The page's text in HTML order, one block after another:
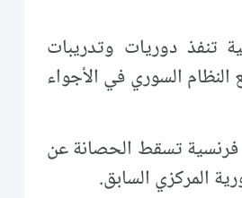
تنفذ دوريات وتدريبات
السوري في الأجواء
تسقط الحصانة عن
المركزي السابق.